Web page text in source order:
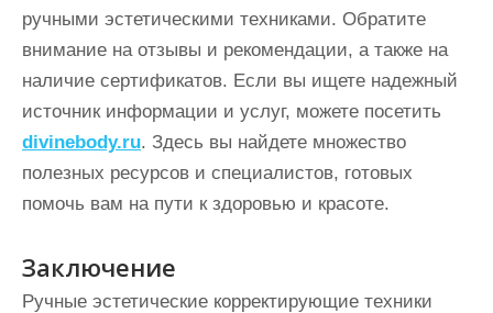
ручными эстетическими техниками. Обратите
внимание на отзывы и рекомендации, а также на
наличие сертификатов. Если вы ищете надежный
источник информации и услуг, можете посетить
divinebody.ru. Здесь вы найдете множество
полезных ресурсов и специалистов, готовых
помочь вам на пути к здоровью и красоте.
Заключение
Ручные эстетические корректирующие техники